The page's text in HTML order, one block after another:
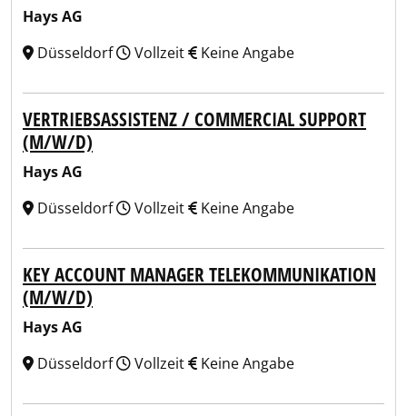
Hays AG
Düsseldorf
Vollzeit Keine Angabe
VERTRIEBSASSISTENZ / COMMERCIAL SUPPORT
(M/W/D)
Hays AG
Düsseldorf
Vollzeit Keine Angabe
KEY ACCOUNT MANAGER TELEKOMMUNIKATION
(M/W/D)
Hays AG
Düsseldorf
Vollzeit Keine Angabe